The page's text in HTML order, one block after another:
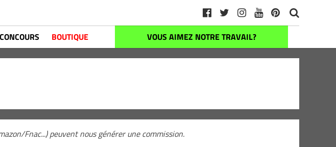
CONCOURS BOUTIQUE VOUS AIMEZ NOTRE TRAVAIL?
Fnac...) peuvent nous générer une commission.